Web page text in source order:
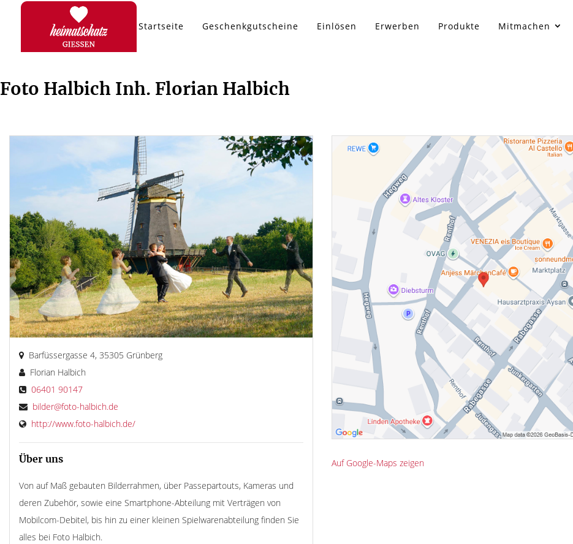
Startseite Geschenkgutscheine Einlösen Erwerben Produkte Mitmachen
Foto Halbich Inh. Florian Halbich
Barfüssergasse 4, 35305 Grünberg
Florian Halbich
06401 90147
bilder@foto-halbich.de
http://www.foto-halbich.de/
Über uns
Von auf Maß gebauten Bilderrahmen, über Passepartouts, Kameras und
deren Zubehör, sowie eine Smartphone-Abteilung mit Verträgen von
Mobilcom-Debitel, bis hin zu einer kleinen Spielwarenabteilung finden Sie
alles bei Foto Halbich.
Auf Google-Maps zeigen